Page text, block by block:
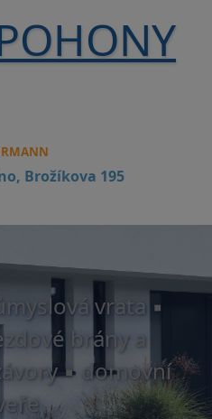
Brožíkova 195
vrata ▪
brány a
▪ domovní